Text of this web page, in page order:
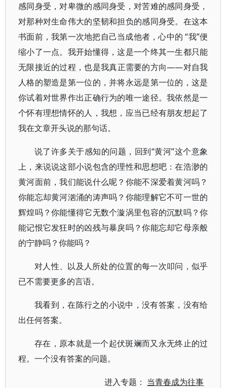
感同身受，对卑微的感同身受，对苦难的感同身受，
对那种对生命伟大的坚韧和担负的感同身受。在这本
书面前，我第一次地把自己当成他者，心中的 “我”便
缩小了一点。我开始懂得，这是一个终其一生都只能
无限接近的过程，也是我真正需要的方向——对自我
人格的塑造是第一位的，并将永远是第一位的，这是
你试着对世界作出正确行为的唯一途径。我依然是一
个怀有理想情怀的人，我想，应当已经有朋友想起了
我在文章开头说的那句话。
说了许多关于感知的问题，回到“黄河”这个意象
上，来说说这部小说包含的理性和思想吧：在浩渺的
黄河面前，我们能说什么呢？你能不深爱着黄河吗？
你能忘却黄河汹涌的涛声吗？你能理解它不可一世的
辉煌吗？你能懂得它无数个漩涡里包容的沉默吗？你
能记恨它发狂时的凶残与暴戾吗？你能忘却它母亲般
的宁静吗？你能吗？
对人性、以及人所处的位置的每一次叩问，似乎
已不需要更多的言语。
我看到，在陈行之的小说中，没有答案，没有给
出任何答案。
存在，原本就是一个起伏斑斓而又永无终止的过
程。一个没有答案的问题。
进入专题： 当青春成为往事